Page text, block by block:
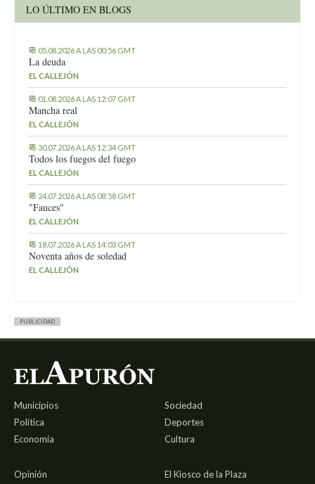
LO ÚLTIMO EN BLOGS
05.08.2026 A LAS 00:56 GMT
La deuda
EL CALLEJÓN
01.08.2026 A LAS 12:07 GMT
Mancha real
EL CALLEJÓN
30.07.2026 A LAS 12:34 GMT
Todos los fuegos del fuego
EL CALLEJÓN
24.07.2026 A LAS 08:58 GMT
"Fauces"
EL CALLEJÓN
18.07.2026 A LAS 14:03 GMT
Noventa años de soledad
EL CALLEJÓN
PUBLICIDAD
Municipios
Política
Economía
Sociedad
Deportes
Cultura
Opinión El Kiosco de la Plaza